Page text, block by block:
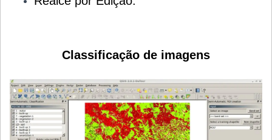
Classificação de imagens